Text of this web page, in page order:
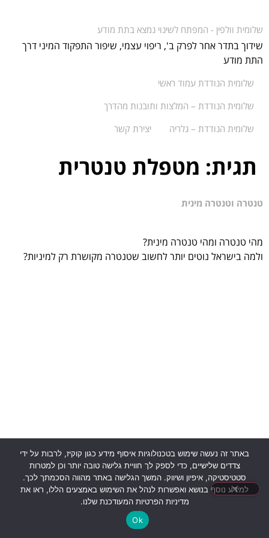
שלומית וולפין - המפתח לשינוי נמצא בתת מודע
שידוך בתדר אחר לפרק ב', ריפוי עצמי, שיפור התפקוד המיני דרך
התת מודע
שלומית הנודדת עמוד ראשי
שלומית הנודדת – המלצות ותובנות מהדרך
שלומית הנודדת – גלריה
יצירת קשר
תגית: מטפלת טנטרית
טנטרה וטנטרה מינית
מהי טנטרה ומהי טנטרה מינית?
ולמה בישראל נוטים יותר לחשוב שטנטרה מקושרת רק למיניות?
באתר זה נעשה שימוש בטכנולוגיות איסוף מידע כגון קוקיז, לרבות על ידי
צדדים שלישיים, כדי לספק לך חוויית גלישה טובה יותר וכן למטרות
סטטיסטיקה, איפיון ושיווק. המשך הגלישה באתר מהווה הסכמתך לכך.
למידע נוסף בנושא ואפשרות לנהל את השימוש באמצעים הללו, ראו את
מדיניות הפרטיות המעודכנת שלנו.
Ok